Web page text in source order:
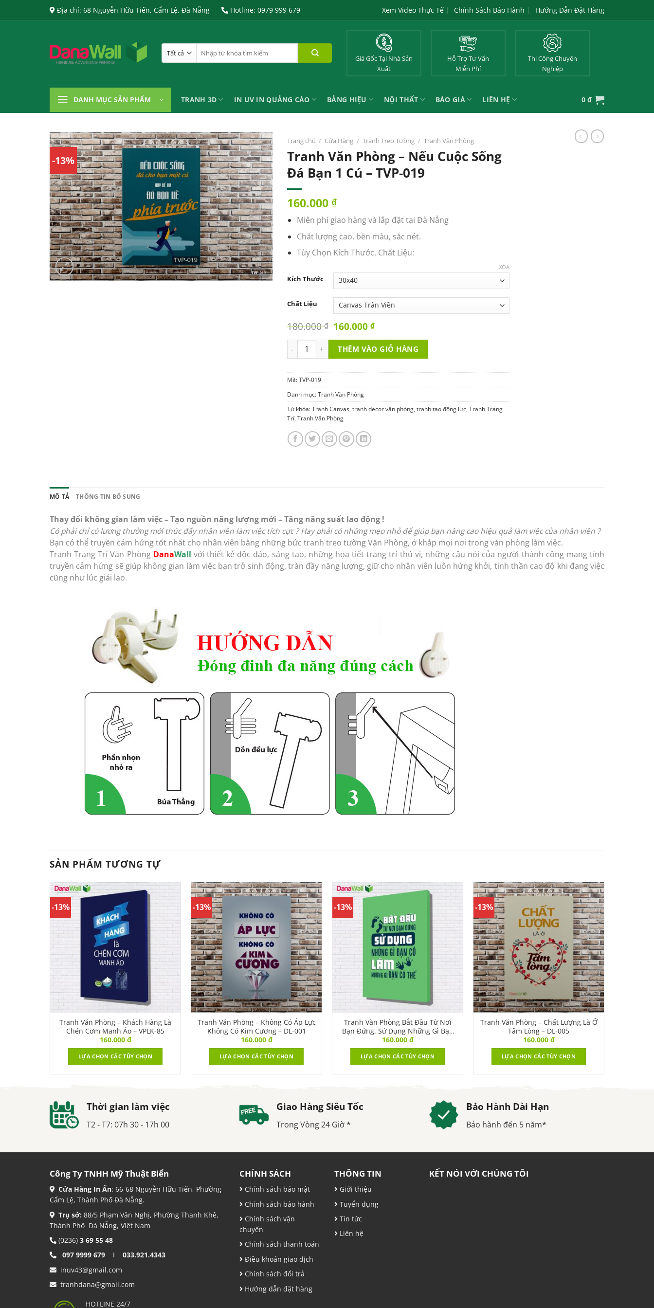
Địa chỉ: 68 Nguyễn Hữu Tiến, Cẩm Lệ, Đà Nẵng Hotline: 0979 999 679 Xem Video Thực Tế Chính Sách Bảo Hành Hướng Dẫn Đặt Hàng
kiếm:
Giá Gốc Tại Nhà Sản
Xuất
Hỗ Trợ Tư Vấn
Miễn Phí
Thi Công Chuyên
Nghiệp
DANH MỤC SẢN PHẨM TRANH 3D IN UV IN QUẢNG CÁO BẢNG HIỆU NỘI THẤT BÁO GIÁ LIÊN HỆ 0₫
-13%
Trang chủ / Cửa Hàng / Tranh Treo Tường / Tranh Văn Phòng
Tranh Văn Phòng – Nếu Cuộc Sống
Đá Bạn 1 Cú – TVP-019
160.000 ₫
Miên phí giao hàng và lắp đặt tại Đà Nẵng
Chất lượng cao, bền màu, sắc nét.
Tùy Chọn Kích Thước, Chất Liệu:
Kích Thước
Chất Liệu
XÓA
180.000₫ Original
was:
180.000 ₫.
160.000₫Current
is:
160.000 ₫.
Tranh Văn Phòng - Nếu Cuộc Sống Đá Bạn 1 Cú - TVP-019 số lượng
THÊM VÀO GIỎ HÀNG
Mã:TVP-019
Danh mục:Tranh Văn Phòng
Từ khóa:Tranh Canvas, tranh decor văn phòng, tranh tạo động lực, Tranh Trang
Trí, Tranh Văn Phòng
MÔ TẢ THÔNG TIN BỔ SUNG
Thay đổi không gian làm việc – Tạo nguồn năng lượng mới – Tăng năng suất lao động !
Có phải chỉ có lương thưởng mới thúc đẩy nhân viên làm việc tích cực ? Hay phải có những mẹo nhỏ để giúp bạn nâng cao hiệu quả làm việc của nhân viên ?
Bạn có thể truyền cảm hứng tốt nhất cho nhân viên bằng những bức tranh treo tường Văn Phòng, ở khắp mọi nơi trong văn phòng làm việc.
Tranh Trang Trí Văn Phòng DanaWall với thiết kế độc đáo, sáng tạo, những họa tiết trang trí thú vị, những câu nói của người thành công mang tính
truyền cảm hứng sẽ giúp không gian làm việc bạn trở sinh động, tràn đầy năng lượng, giữ cho nhân viên luôn hứng khởi, tinh thần cao độ khi đang việc
cũng như lúc giải lao.
SẢN PHẨM TƯƠNG TỰ
-13%
Tranh Văn Phòng – Khách Hàng Là
Chén Cơm Manh Áo – VPLK-85
160.000 ₫
LỰA CHỌN CÁC TÙY CHỌN
-13%
Tranh Văn Phòng – Không Có Áp Lực
Không Có Kim Cương – DL-001
160.000 ₫
LỰA CHỌN CÁC TÙY CHỌN
-13%
Tranh Văn Phòng Bắt Đầu Từ Nơi
Bạn Đứng. Sử Dụng Những Gì Bạn
Có. Làm Những Gì Bạn Có Thể |
VPVPBR-008
160.000 ₫
LỰA CHỌN CÁC TÙY CHỌN
-13%
Tranh Văn Phòng – Chất Lượng Là Ở
Tấm Lòng – DL-005
160.000 ₫
LỰA CHỌN CÁC TÙY CHỌN
Thời gian làm việc
T2 - T7: 07h 30 - 17h 00
Giao Hàng Siêu Tốc
Trong Vòng 24 Giờ *
Bảo Hành Dài Hạn
Bảo hành đến 5 năm*
Công Ty TNHH Mỹ Thuật Biển
Cửa Hàng In Ấn: 66-68 Nguyễn Hữu Tiến, Phường
Cẩm Lệ, Thành Phố Đà Nẵng.
Trụ sở: 88/5 Phạm Văn Nghị, Phường Thanh Khê,
Thành Phố Đà Nẵng, Việt Nam
(0236) 3 69 55 48
097 9999 679 I 033.921.4343
inuv43@gmail.com
tranhdana@gmail.com
HOTLINE 24/7
CHÍNH SÁCH
Chính sách bảo mật
Chính sách bảo hành
Chính sách vận
chuyển
Chính sách thanh toán
Điều khoản giao dịch
Chính sách đổi trả
Hướng dẫn đặt hàng
THÔNG TIN
Giới thiệu
Tuyển dụng
Tin tức
Liên hệ
KẾT NÓI VỚI CHÚNG TÔI